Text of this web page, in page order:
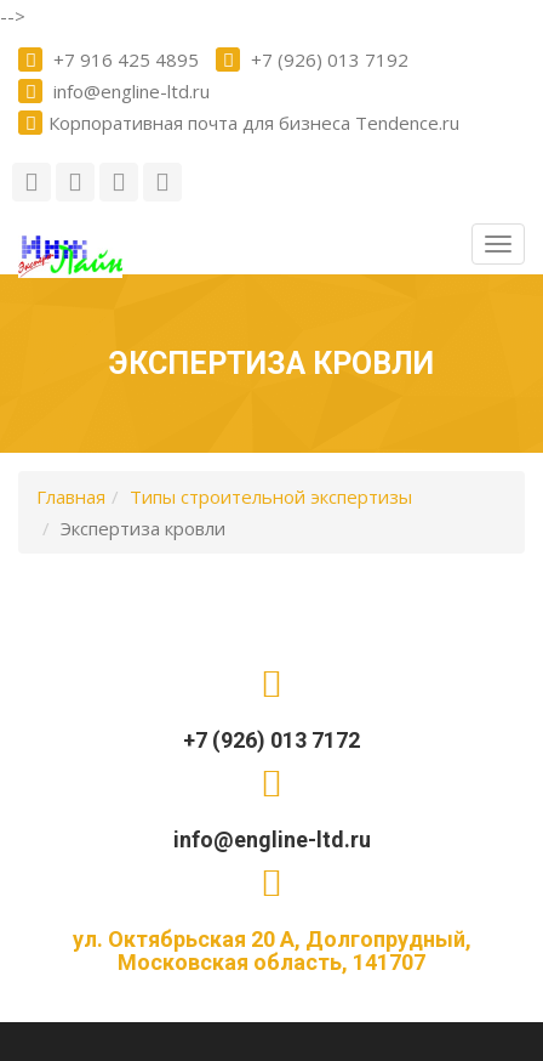
-->
+7 916 425 4895
+7 (926) 013 7192
info@engline-ltd.ru
Корпоративная почта для бизнеса Tendence.ru
ЭКСПЕРТИЗА КРОВЛИ
Главная
Типы строительной экспертизы
Экспертиза кровли
+7 (926) 013 7172
info@engline-ltd.ru
ул. Октябрьская 20 А, Долгопрудный,
Московская область, 141707